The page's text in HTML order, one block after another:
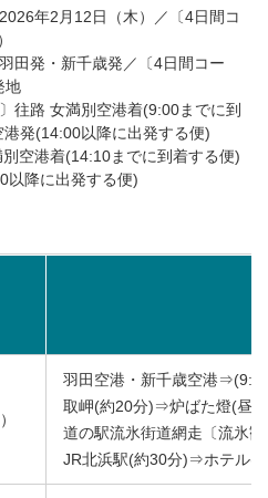
年2月12日（木）／〔4日間コ
田発・新千歳発／〔4日間コー
地
往路 女満別空港着(9:00までに到
発(14:00以降に出発する便)
別空港着(14:10までに到着する便)
以降に出発する便)
羽田空港・新千歳空港
取岬(約20分)⇒炉ばた燈(昼
道の駅流氷街道網走〔流氷
JR北浜駅(約30分)⇒ホテル(